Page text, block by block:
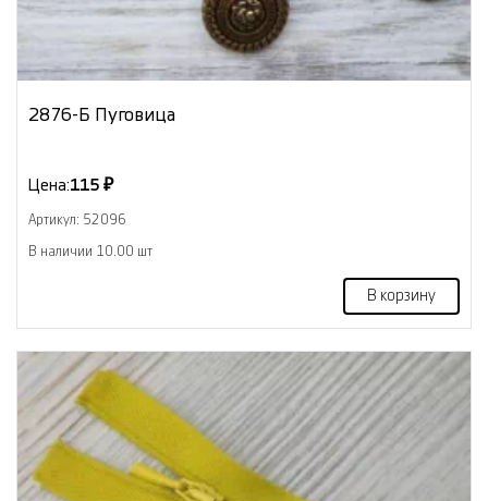
2876-Б Пуговица
Цена:115 ₽
Артикул: 52096
В наличии 10.00 шт
В корзину